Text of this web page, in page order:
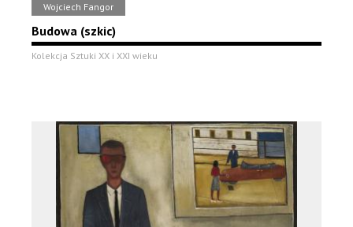
Wojciech Fangor
Budowa (szkic)
Kolekcja Sztuki XX i XXI wieku